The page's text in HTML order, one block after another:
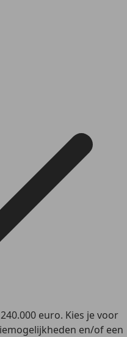
euro. Kies je voor
en/of een